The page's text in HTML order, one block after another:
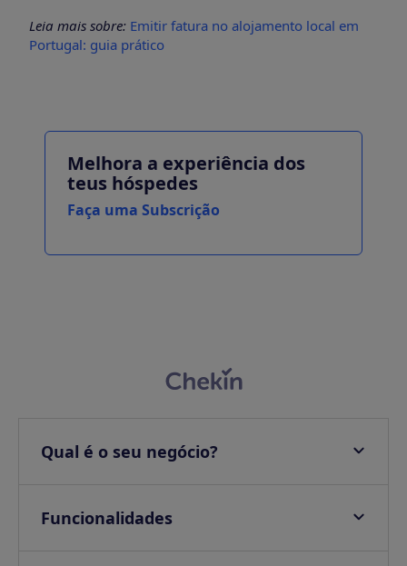
Leia mais sobre: Emitir fatura no alojamento local em
Portugal: guia prático
Melhora a experiência dos
teus hóspedes
Faça uma Subscrição
Qual é o seu negócio?
Hotéis
Funcionalidades